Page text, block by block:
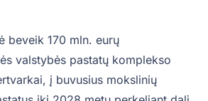
beveik 170 mln. eurų
valstybės pastatų komplekso
į buvusius mokslinių